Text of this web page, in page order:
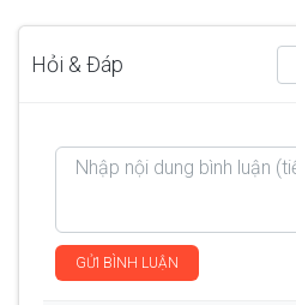
Hỏi & Đáp
GỬI BÌNH LUẬN